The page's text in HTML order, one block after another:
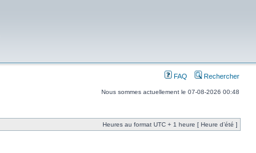
FAQ Rechercher
Nous sommes actuellement le 07-08-2026 00:48
Heures au format UTC + 1 heure [ Heure d’été ]